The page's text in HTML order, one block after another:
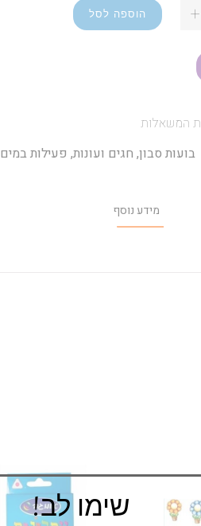
+ הוספה לסל
המשאלות
בועות סבון, חגים ועונות, פעילות במים
מידע נוסף
שימו לב!